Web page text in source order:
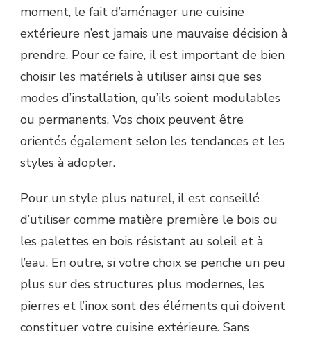
moment, le fait d’aménager une cuisine
extérieure n’est jamais une mauvaise décision à
prendre. Pour ce faire, il est important de bien
choisir les matériels à utiliser ainsi que ses
modes d’installation, qu’ils soient modulables
ou permanents. Vos choix peuvent être
orientés également selon les tendances et les
styles à adopter.
Pour un style plus naturel, il est conseillé
d’utiliser comme matière première le bois ou
les palettes en bois résistant au soleil et à
l’eau. En outre, si votre choix se penche un peu
plus sur des structures plus modernes, les
pierres et l’inox sont des éléments qui doivent
constituer votre cuisine extérieure. Sans